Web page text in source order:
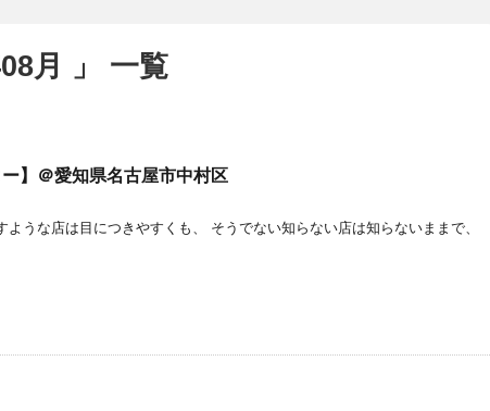
月 」 一覧
】＠愛知県名古屋市中村区
な店は目につきやすくも、 そうでない知らない店は知らないままで、